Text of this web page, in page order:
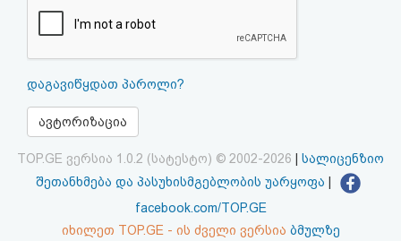
პაროლის
HTML
კოდი
შეთანხმება
დაგავიწყდათ პაროლი?
ავტორიზაცია
TOP.GE ვერსია 1.0.2 (სატესტო) © 2002-2026
სალიცენზიო
შეთანხმება და პასუხისმგებლობის უარყოფა
facebook.com/TOP.GE
იხილეთ TOP.GE - ის ძველი ვერსია ბმულზე